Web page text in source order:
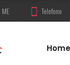
Telefono
Home